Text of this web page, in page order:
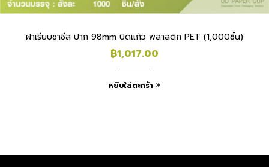
ฝาเรียบชาชีส ปาก 98mm ปิดแก้ว พลาสติก PET (1,000ชิ้น)
฿1,017.00
หยิบใส่ตะกร้า